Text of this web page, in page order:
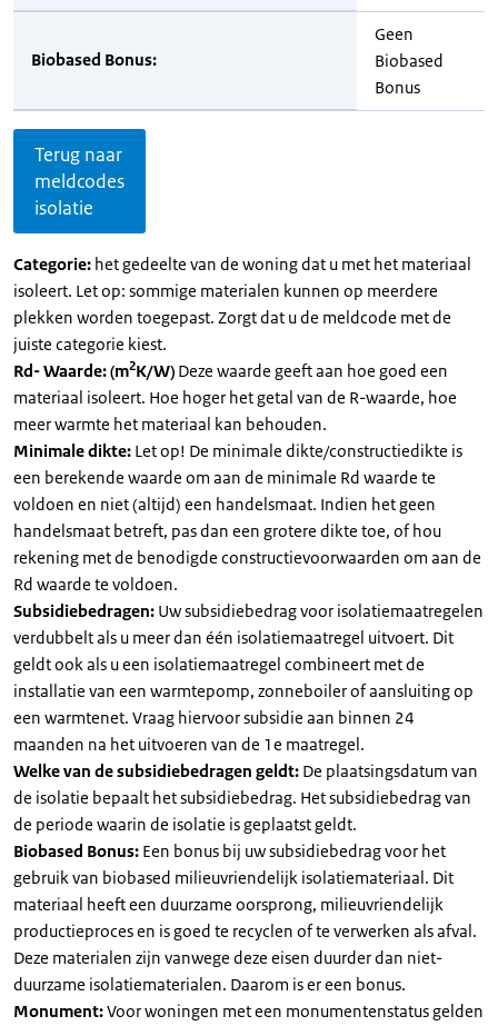
Biobased Bonus:
Geen
Biobased
Bonus
Terug naar
meldcodes
isolatie
Categorie: het gedeelte van de woning dat u met het materiaal
isoleert. Let op: sommige materialen kunnen op meerdere
plekken worden toegepast. Zorgt dat u de meldcode met de
juiste categorie kiest.
Rd- Waarde: (m2K/W) Deze waarde geeft aan hoe goed een
materiaal isoleert. Hoe hoger het getal van de R-waarde, hoe
meer warmte het materiaal kan behouden.
Minimale dikte: Let op! De minimale dikte/constructiedikte is
een berekende waarde om aan de minimale Rd waarde te
voldoen en niet (altijd) een handelsmaat. Indien het geen
handelsmaat betreft, pas dan een grotere dikte toe, of hou
rekening met de benodigde constructievoorwaarden om aan de
Rd waarde te voldoen.
Subsidiebedragen: Uw subsidiebedrag voor isolatiemaatregelen
verdubbelt als u meer dan één isolatiemaatregel uitvoert. Dit
geldt ook als u een isolatiemaatregel combineert met de
installatie van een warmtepomp, zonneboiler of aansluiting op
een warmtenet. Vraag hiervoor subsidie aan binnen 24
maanden na het uitvoeren van de 1e maatregel.
Welke van de subsidiebedragen geldt: De plaatsingsdatum van
de isolatie bepaalt het subsidiebedrag. Het subsidiebedrag van
de periode waarin de isolatie is geplaatst geldt.
Biobased Bonus: Een bonus bij uw subsidiebedrag voor het
gebruik van biobased milieuvriendelijk isolatiemateriaal. Dit
materiaal heeft een duurzame oorsprong, milieuvriendelijk
productieproces en is goed te recyclen of te verwerken als afval.
Deze materialen zijn vanwege deze eisen duurder dan niet-
duurzame isolatiematerialen. Daarom is er een bonus.
Monument:Voor woningen met een monumentenstatus gelden